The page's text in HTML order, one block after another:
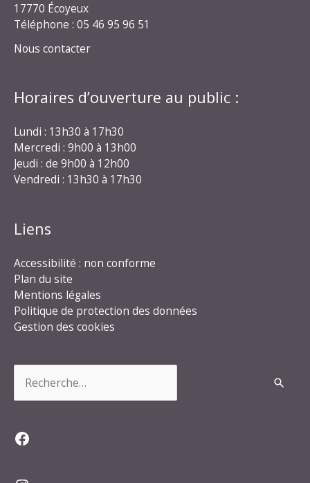
17770 Écoyeux
Téléphone : 05 46 95 96 51
Nous contacter
Horaires d’ouverture au public :
Lundi : 13h30 à 17h30
Mercredi : 9h00 à 13h00
Jeudi : de 9h00 à 12h00
Vendredi : 13h30 à 17h30
Liens
Accessibilité : non conforme
Plan du site
Mentions légales
Politique de protection des données
Gestion des cookies
Facebook